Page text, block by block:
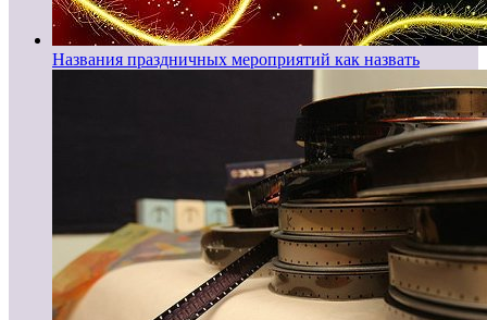
Названия праздничных мероприятий как назвать